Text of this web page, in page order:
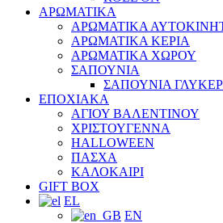
ΑΡΩΜΑΤΙΚΑ
ΑΡΩΜΑΤΙΚΑ
ΑΡΩΜΑΤΙΚΑ ΚΕΡΙΑ
ΑΡΩΜΑΤΙΚΑ ΧΩΡΟΥ
ΣΑΠΟΥΝΙΑ
ΣΑΠΟΥΝΙΑ
ΕΠΟΧΙΑΚΑ
ΑΓΙΟΥ ΒΑΛΕΝΤΙΝΟΥ
ΧΡΙΣΤΟΥΓΕΝΝΑ
HALLOWEEN
ΠΑΣΧΑ
ΚΑΛΟΚΑΙΡΙ
GIFT BOX
EL
EN